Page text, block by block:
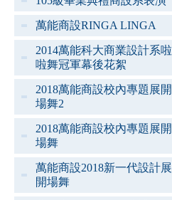
萬能商設RINGA LINGA
2014萬能科大商業設計系啦
啦舞冠軍幕後花絮
2018萬能商設校內專題展開
場舞2
2018萬能商設校內專題展開
場舞
萬能商設2018新一代設計展
開場舞